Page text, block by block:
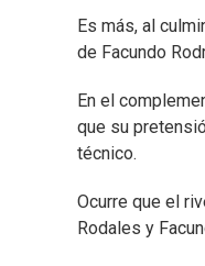
Es más, al
de Facundo
En el
que su
técnico.
Ocurre que el
Rodales y